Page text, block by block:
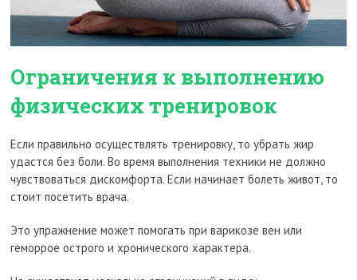
Ограничения к выполнению
физических тренировок
Если правильно осуществлять тренировку, то убрать жир
удастся без боли. Во время выполнения техники не должно
чувствоваться дискомфорта. Если начинает болеть живот, то
стоит посетить врача.
Это упражнение может помогать при варикозе вен или
геморрое острого и хронического характера.